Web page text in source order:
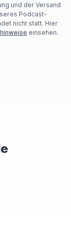
und der Versand
Podcast-
nicht statt. Hier
einsehen.